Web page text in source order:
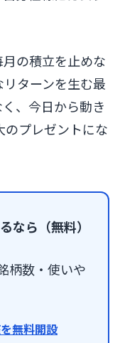
の積立を止めな
ターンを生む最
、今日から動き
のプレゼントにな
なら（無料）
柄数・使いや
無料開設